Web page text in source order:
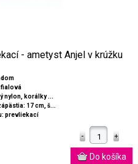
- ametyst Anjel v krúžku
fialová
nylon, korálky ...
17 cm, š...
prevliekací